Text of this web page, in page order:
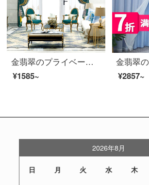
金翡翠のプライベートオーダーメイド製品北欧風の高級カーテンリビングルームの遮光多色の美しい布のカーテン-G 40シリーズG 40-12(紗)フック式の1メートル幅オーダーメイド単価
¥1585~
¥2857~
2026年8月
日 月 火 水 木